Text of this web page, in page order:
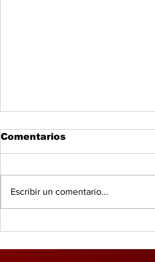
fiscal en Panamá y
Comentarios
Escribir un comentario...